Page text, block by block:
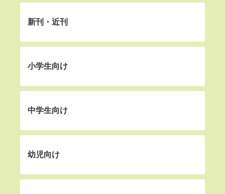
新刊・近刊
小学生向け
中学生向け
幼児向け